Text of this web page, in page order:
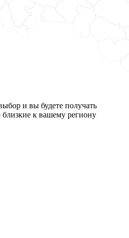
и вы будете получать
к вашему региону